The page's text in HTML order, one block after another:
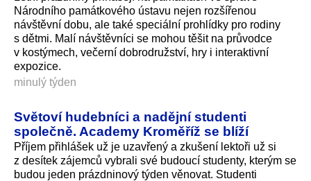
Národního památkového ústavu nejen rozšířenou
návštěvní dobu, ale také speciální prohlídky pro rodiny
s dětmi. Malí návštěvníci se mohou těšit na průvodce
v kostýmech, večerní dobrodružství, hry i interaktivní
expozice.
minulý týden
Světoví hudebníci a nadějní studenti
společně. Academy Kroměříž se blíží
Příjem přihlášek už je uzavřený a zkušení lektoři už si
z desítek zájemců vybrali své budoucí studenty, kterým se
budou jeden prázdninový týden věnovat. Studenti